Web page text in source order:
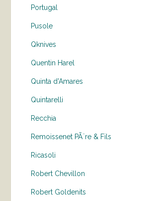
Portugal
Pusole
Qknives
Quentin Harel
Quinta d'Amares
Quintarelli
Recchia
Remoissenet PÃ¨re & Fils
Ricasoli
Robert Chevillon
Robert Goldenits